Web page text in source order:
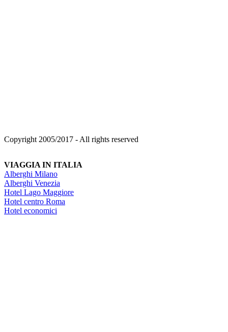
Copyright 2005/2017 - All rights reserved
VIAGGIA IN ITALIA
Alberghi Milano
Alberghi Venezia
Hotel Lago Maggiore
Hotel centro Roma
Hotel economici